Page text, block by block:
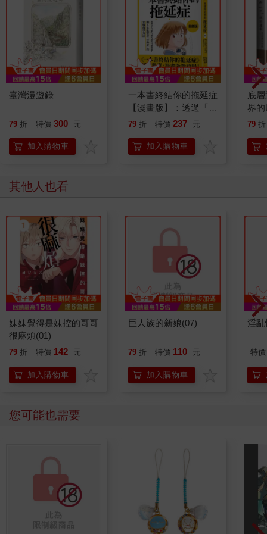
臺灣漫遊錄
79 折 特價 300 元
加入購物車
一本書終結你的拖延症
【漫畫版】：透過「小
行動」打開大腦的行動
「行動派」的37個科
學方法
79 折 特價 237 元
加入購物車
底
界
79 折
其他人也看
妹妹覺得是妹控的哥哥
很麻煩(01)
79 折 特價 142 元
加入購物車
巨人族的新娘(07)
79 折 特價 110 元
加入購物車
淫
特價
您可能也需要